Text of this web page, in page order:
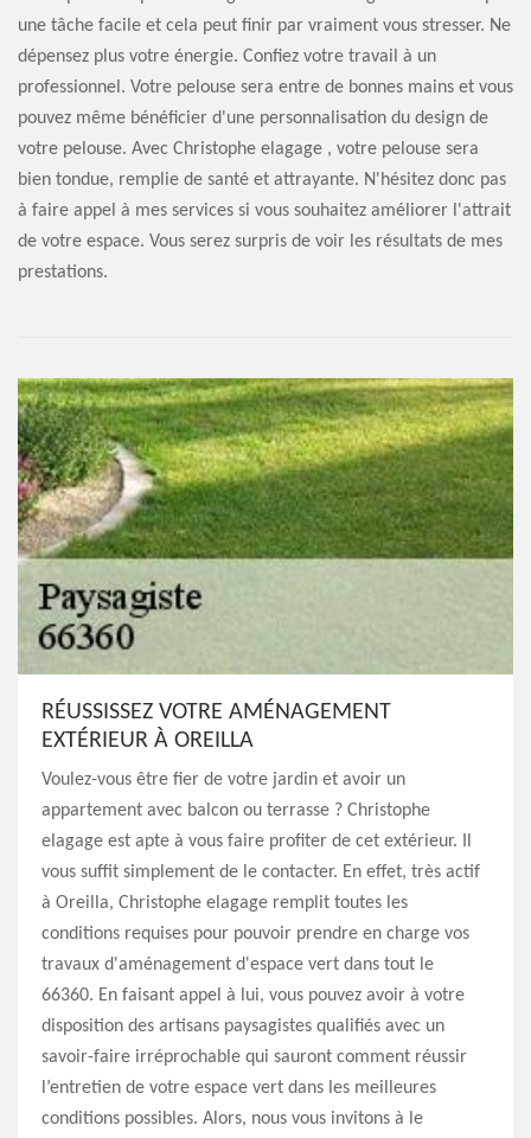
une tâche facile et cela peut finir par vraiment vous stresser. Ne
dépensez plus votre énergie. Confiez votre travail à un
professionnel. Votre pelouse sera entre de bonnes mains et vous
pouvez même bénéficier d'une personnalisation du design de
votre pelouse. Avec Christophe elagage , votre pelouse sera
bien tondue, remplie de santé et attrayante. N'hésitez donc pas
à faire appel à mes services si vous souhaitez améliorer l'attrait
de votre espace. Vous serez surpris de voir les résultats de mes
prestations.
RÉUSSISSEZ VOTRE AMÉNAGEMENT
EXTÉRIEUR À OREILLA
Voulez-vous être fier de votre jardin et avoir un
appartement avec balcon ou terrasse ? Christophe
elagage est apte à vous faire profiter de cet extérieur. Il
vous suffit simplement de le contacter. En effet, très actif
à Oreilla, Christophe elagage remplit toutes les
conditions requises pour pouvoir prendre en charge vos
travaux d'aménagement d'espace vert dans tout le
66360. En faisant appel à lui, vous pouvez avoir à votre
disposition des artisans paysagistes qualifiés avec un
savoir-faire irréprochable qui sauront comment réussir
l’entretien de votre espace vert dans les meilleures
conditions possibles. Alors, nous vous invitons à le